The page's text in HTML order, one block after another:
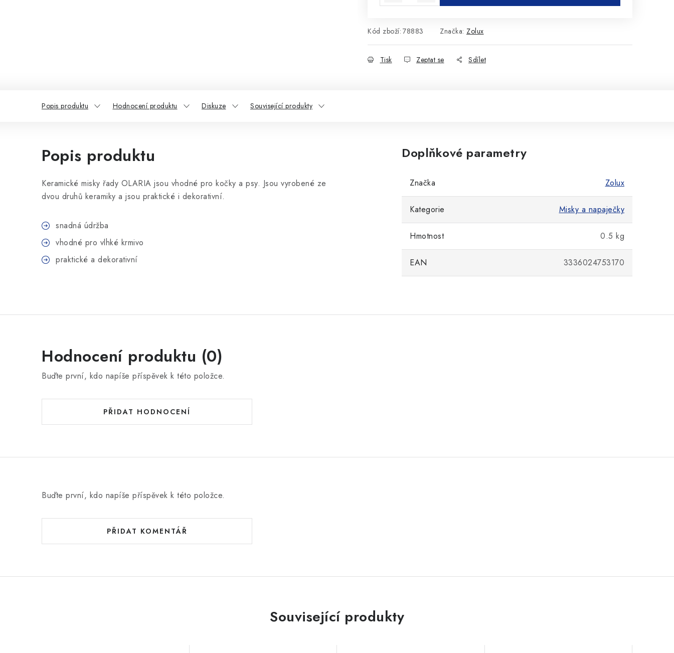
Kód zboží: 78883 Značka: Zolux
Tisk Zeptat se Sdílet
Popis produktu Hodnocení produktu Diskuze Související produkty
Popis produktu
Keramické misky řady OLARIA jsou vhodné pro kočky a psy. Jsou vyrobené ze
dvou druhů keramiky a jsou praktické i dekorativní.
snadná údržba
vhodné pro vlhké krmivo
praktické a dekorativní
Doplňkové parametry
Značka Zolux
Kategorie Misky a napaječky
Hmotnost 0.5 kg
EAN 3336024753170
Hodnocení produktu (0)
Buďte první, kdo napíše příspěvek k této položce.
PŘIDAT HODNOCENÍ
Buďte první, kdo napíše příspěvek k této položce.
PŘIDAT KOMENTÁŘ
Související produkty